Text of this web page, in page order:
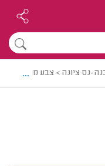
נס ציונה > צבע מומלץ -
...